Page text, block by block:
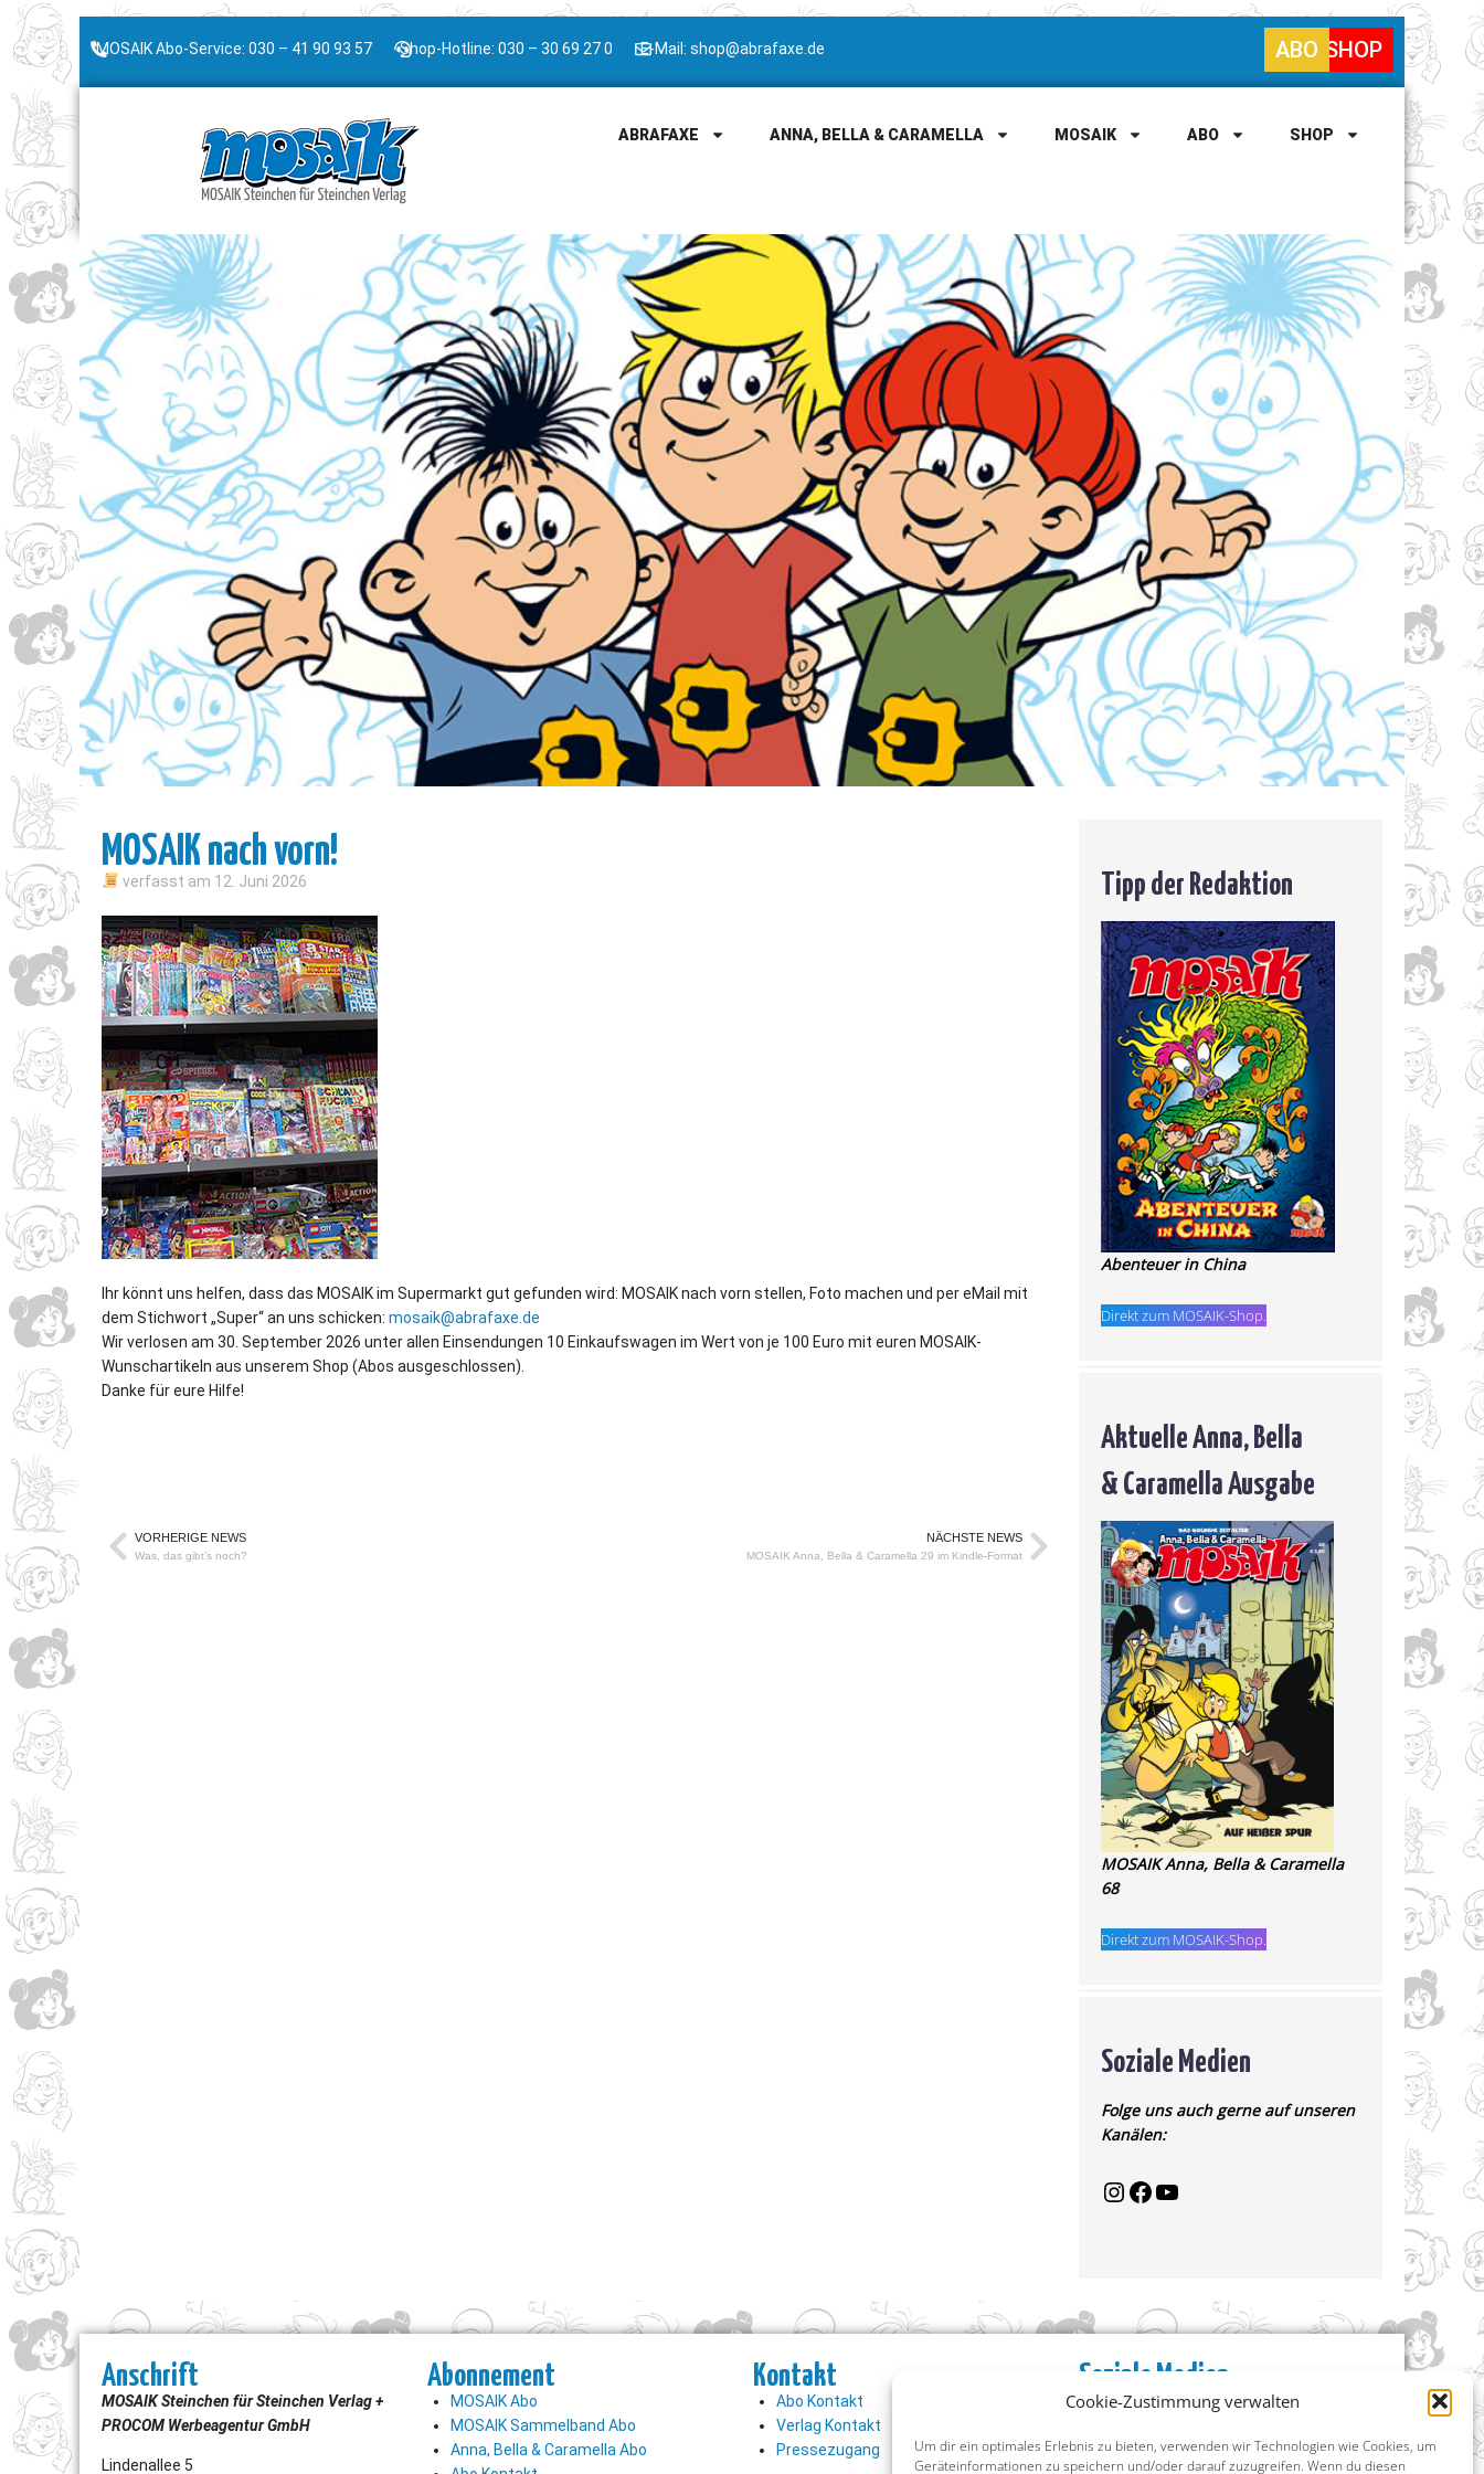
Cookie-Zustimmung verwalten
Um dir ein optimales Erlebnis zu bieten, verwenden wir Technologien wie Cookies, um
Geräteinformationen zu speichern und/oder darauf zuzugreifen. Wenn du diesen
MOSAIK Abo-Service: 030 – 41 90 93 57 Shop-Hotline: 030 – 30 69 27 0 E-Mail: shop@abrafaxe.de SHOP
ABO
ABRAFAXE ANNA, BELLA & CARAMELLA MOSAIK ABO SHOP
MOSAIK nach vorn!
verfasst am 12. Juni 2026
Ihr könnt uns helfen, dass das MOSAIK im Supermarkt gut gefunden wird: MOSAIK nach vorn stellen, Foto machen und per eMail mit
dem Stichwort „Super“ an uns schicken: mosaik@abrafaxe.de
Wir verlosen am 30. September 2026 unter allen Einsendungen 10 Einkaufswagen im Wert von je 100 Euro mit euren MOSAIK-
Wunschartikeln aus unserem Shop (Abos ausgeschlossen).
Danke für eure Hilfe!
VORHERIGE NEWS
Was, das gibt’s noch?
NÄCHSTE NEWS
MOSAIK Anna, Bella & Caramella 29 im Kindle-Format
Tipp der Redaktion
Abenteuer in China
Direkt zum MOSAIK-Shop.
Aktuelle Anna, Bella
& Caramella Ausgabe
MOSAIK Anna, Bella & Caramella
68
Direkt zum MOSAIK-Shop.
Soziale Medien
Folge uns auch gerne auf unseren
Kanälen:
Anschrift
MOSAIK Steinchen für Steinchen Verlag +
PROCOM Werbeagentur GmbH
Lindenallee 5
Abonnement
MOSAIK Abo
MOSAIK Sammelband Abo
Anna, Bella & Caramella Abo
Kontakt
Abo Kontakt
Verlag Kontakt
Pressezugang
Soziale Medien
Facebook
X (ehemals Twitter)